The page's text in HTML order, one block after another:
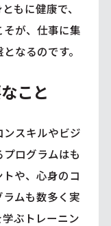
もに健康で、
が、仕事に集
なるのです。
こと
スキルやビジ
ログラムはも
や、心身のコ
ムも数多く実
ぶトレーニン